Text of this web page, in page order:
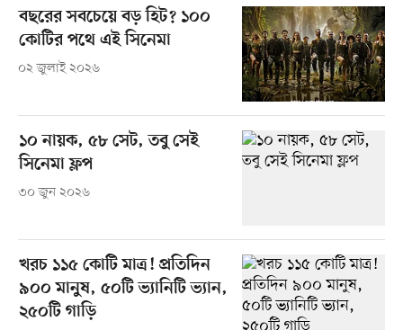
বছরের সবচেয়ে বড় হিট? ১০০
কোটির পথে এই সিনেমা
০২ জুলাই ২০২৬
১০ নায়ক, ৫৮ সেট, তবু সেই
সিনেমা ফ্লপ
৩০ জুন ২০২৬
খরচ ১১৫ কোটি মাত্র! প্রতিদিন
৯০০ মানুষ, ৫০টি ভ্যানিটি ভ্যান,
২৫০টি গাড়ি